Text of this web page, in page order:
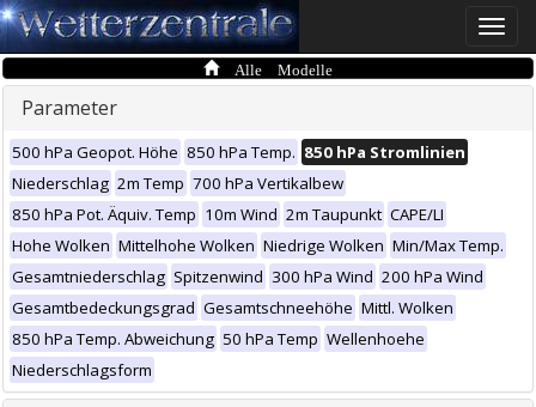
Toggle
Alle Modelle
Parameter
500 hPa Geopot. Höhe 850 hPa Temp. 850 hPa Stromlinien
Niederschlag 2m Temp 700 hPa Vertikalbew
850 hPa Pot. Äquiv. Temp 10m Wind 2m Taupunkt CAPE/LI
Hohe Wolken Mittelhohe Wolken Niedrige Wolken Min/Max Temp.
Gesamtniederschlag Spitzenwind 300 hPa Wind 200 hPa Wind
Gesamtbedeckungsgrad Gesamtschneehöhe Mittl. Wolken
850 hPa Temp. Abweichung 50 hPa Temp Wellenhoehe
Niederschlagsform